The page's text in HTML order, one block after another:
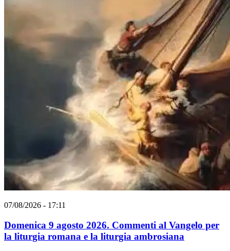
07/08/2026 - 17:11
Domenica 9 agosto 2026. Commenti al Vangelo per
la liturgia romana e la liturgia ambrosiana